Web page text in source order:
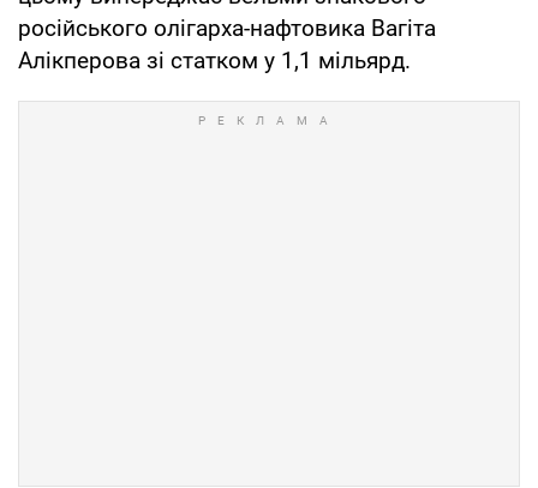
російського олігарха-нафтовика Вагіта
Алікперова зі статком у 1,1 мільярд.